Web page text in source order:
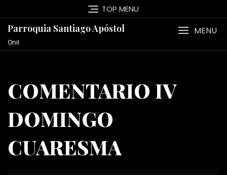
al
contenido
TOP MENU
Parroquia Santiago Apóstol
Onil
MENU
COMENTARIO IV
DOMINGO
CUARESMA